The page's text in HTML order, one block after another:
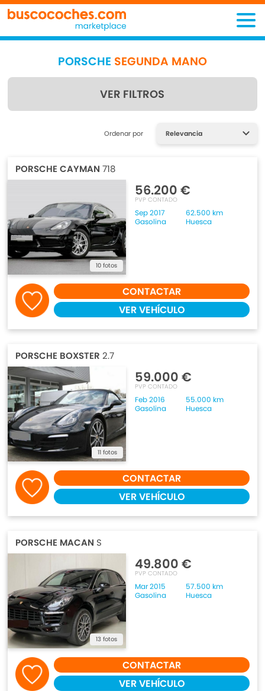
PORSCHE SEGUNDA MANO
VER FILTROS
Encuentra lo que estás
Ordenar por
PORSCHE CAYMAN 718
10 fotos
56.200 €
PVP CONTADO
Sep 2017
62.500 km
Gasolina
Huesca
CONTACTAR
VER VEHÍCULO
PORSCHE BOXSTER 2.7
11 fotos
59.000 €
PVP CONTADO
Feb 2016
55.000 km
Gasolina
Huesca
CONTACTAR
VER VEHÍCULO
PORSCHE MACAN S
13 fotos
49.800 €
PVP CONTADO
Mar 2015
57.500 km
Gasolina
Huesca
CONTACTAR
VER VEHÍCULO